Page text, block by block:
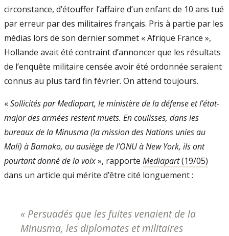
circonstance, d’étouffer l’affaire d’un enfant de 10 ans tué
par erreur par des militaires français. Pris à partie par les
mé­dias lors de son dernier sommet « Afrique­ France »,
Hollande avait été contraint d’an­noncer que les résultats
de l’enquête militaire censée avoir été ordonnée seraient
connus au plus tard fin février. On attend toujours.
«Sollicités par Mediapart, le mi­nistère de la défense et l’état­-
major des armées restent muets. En coulisses, dans les
bureaux de la Minusma (la mission des Nations unies au
Mali) à Bamako, ou ausiège de l’ONU à New York, ils ont
pourtant donné de la voix», rapporte Mediapart(19/05)
dans un article qui mérite d’être cité longuement :
« Persuadés que les fuites venaient de la
Minusma, les diplo­mates et militaires